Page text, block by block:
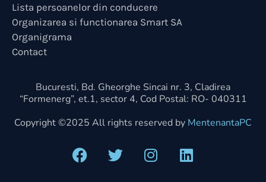
Lista persoanelor din conducere
Organizarea si functionarea Smart SA
Organigrama
Contact
Bucuresti, Bd. Gheorghe Sincai nr. 3, Cladirea
“Formenerg”, et.1, sector 4, Cod Postal: RO- 040311
Copyright ©2025 All rights reserved by MentenantaPC